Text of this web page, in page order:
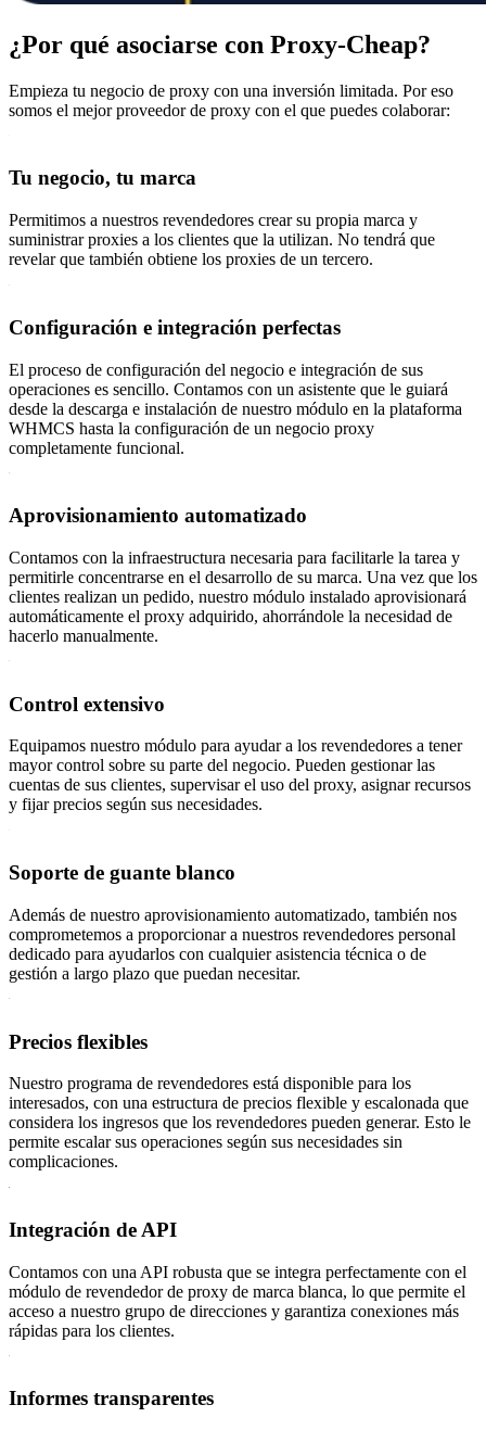
¿Por qué asociarse con Proxy-Cheap?
Empieza tu negocio de proxy con una inversión limitada. Por eso
somos el mejor proveedor de proxy con el que puedes colaborar:
Tu negocio, tu marca
Permitimos a nuestros revendedores crear su propia marca y
suministrar proxies a los clientes que la utilizan. No tendrá que
revelar que también obtiene los proxies de un tercero.
Configuración e integración perfectas
El proceso de configuración del negocio e integración de sus
operaciones es sencillo. Contamos con un asistente que le guiará
desde la descarga e instalación de nuestro módulo en la plataforma
WHMCS hasta la configuración de un negocio proxy
completamente funcional.
Aprovisionamiento automatizado
Contamos con la infraestructura necesaria para facilitarle la tarea y
permitirle concentrarse en el desarrollo de su marca. Una vez que los
clientes realizan un pedido, nuestro módulo instalado aprovisionará
automáticamente el proxy adquirido, ahorrándole la necesidad de
hacerlo manualmente.
Control extensivo
Equipamos nuestro módulo para ayudar a los revendedores a tener
mayor control sobre su parte del negocio. Pueden gestionar las
cuentas de sus clientes, supervisar el uso del proxy, asignar recursos
y fijar precios según sus necesidades.
Soporte de guante blanco
Además de nuestro aprovisionamiento automatizado, también nos
comprometemos a proporcionar a nuestros revendedores personal
dedicado para ayudarlos con cualquier asistencia técnica o de
gestión a largo plazo que puedan necesitar.
Precios flexibles
Nuestro programa de revendedores está disponible para los
interesados, con una estructura de precios flexible y escalonada que
considera los ingresos que los revendedores pueden generar. Esto le
permite escalar sus operaciones según sus necesidades sin
complicaciones.
Integración de API
Contamos con una API robusta que se integra perfectamente con el
módulo de revendedor de proxy de marca blanca, lo que permite el
acceso a nuestro grupo de direcciones y garantiza conexiones más
rápidas para los clientes.
Informes transparentes